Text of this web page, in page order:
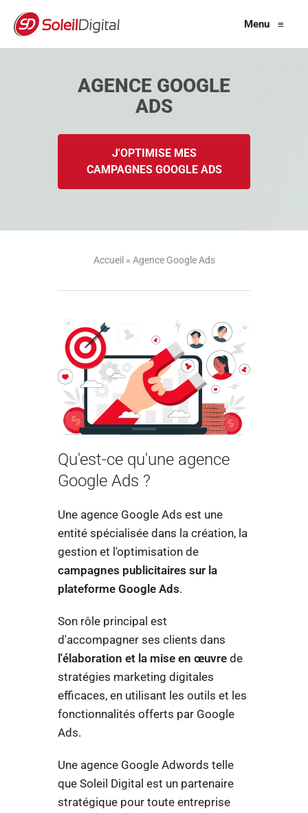
Menu ≡
AGENCE GOOGLE
ADS
J'OPTIMISE MES
CAMPAGNES GOOGLE ADS
Accueil » Agence Google Ads
Qu'est-ce qu'une agence
Google Ads ?
Une agence Google Ads est une
entité spécialisée dans la création, la
gestion et l'optimisation de
campagnes publicitaires sur la
plateforme Google Ads.
Son rôle principal est
d'accompagner ses clients dans
l'élaboration et la mise en œuvre de
stratégies marketing digitales
efficaces, en utilisant les outils et les
fonctionnalités offerts par Google
Ads.
Une agence Google Adwords telle
que Soleil Digital est un partenaire
stratégique pour toute entreprise